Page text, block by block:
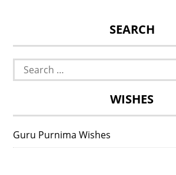
SEARCH
Search
for:
WISHES
Guru Purnima Wishes